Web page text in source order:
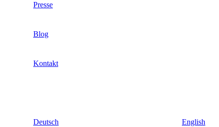
Presse
Blog
Kontakt
Deutsch English